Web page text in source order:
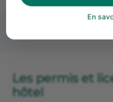
En
Les permis et
hôtel